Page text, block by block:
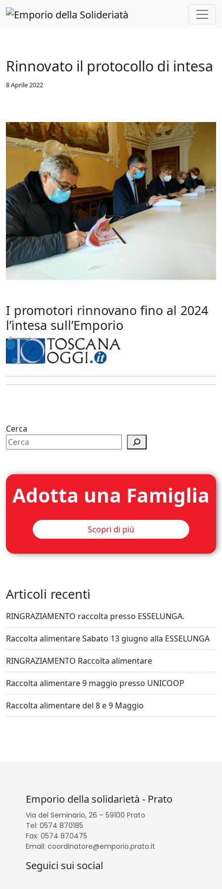
Skip to main content
Rinnovato il protocollo di intesa
8 Aprile 2022
I promotori rinnovano fino al 2024
l’intesa sull’Emporio
Cerca
Adotta una Famiglia
Scopri di più
Articoli recenti
RINGRAZIAMENTO raccolta presso ESSELUNGA.
Raccolta alimentare Sabato 13 giugno alla ESSELUNGA
RINGRAZIAMENTO Raccolta alimentare
Raccolta alimentare 9 maggio presso UNICOOP
Raccolta alimentare del 8 e 9 Maggio
Emporio della solidarietà - Prato
Via del Seminario, 26 – 59100 Prato
Tel: 0574 870185
Fax: 0574 870475
Email: coordinatore@emporio.prato.it
Seguici sui social